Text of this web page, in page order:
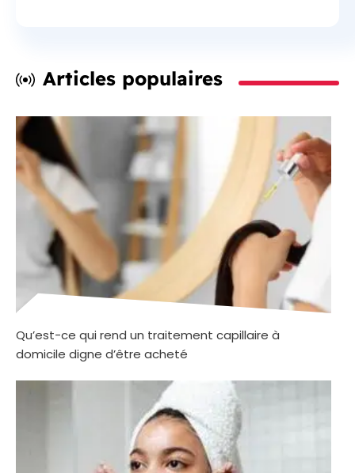
Articles populaires
Qu’est-ce qui rend un traitement capillaire à
domicile digne d’être acheté